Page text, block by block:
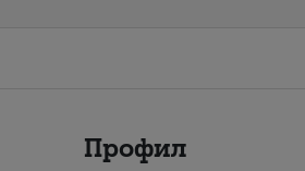
Профил